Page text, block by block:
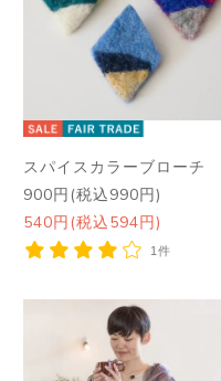
スパイスカラーブローチ
900円(税込990円)
540円(税込594円)
1件